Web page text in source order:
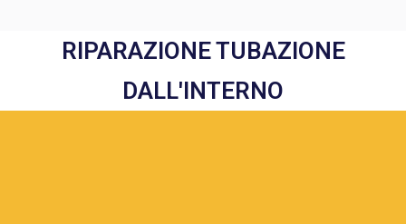
RIPARAZIONE TUBAZIONE
DALL'INTERNO